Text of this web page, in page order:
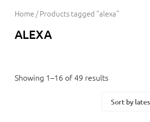
Home/ Products tagged “alexa”
ALEXA
Showing 1–16 of 49 results